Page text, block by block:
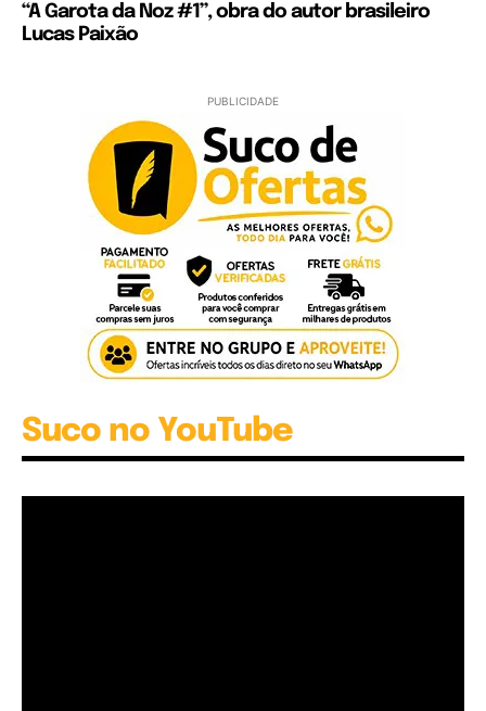
“A Garota da Noz #1”, obra do autor brasileiro
Lucas Paixão
PUBLICIDADE
Suco no YouTube